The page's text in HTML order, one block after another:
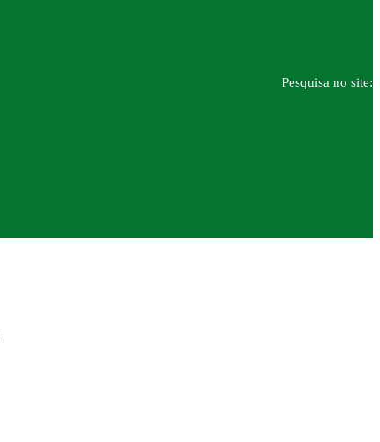
Pesquisa no site: